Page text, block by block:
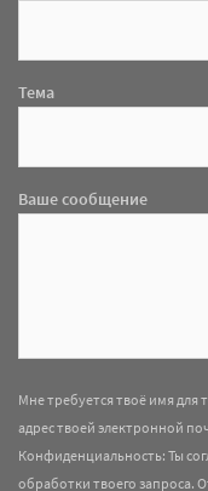
Тема
Ваше сообщение
Мне требуется твоё имя для
адрес твоей электронной
Конфиденциальность: Ты
обработки твоего запроса.